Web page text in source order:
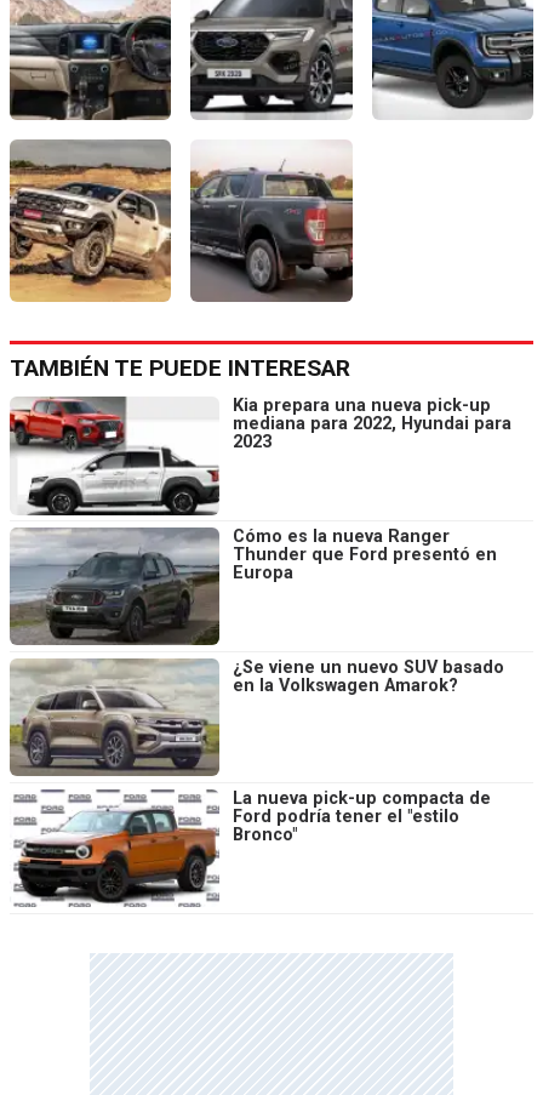
TAMBIÉN TE PUEDE INTERESAR
Kia prepara una nueva pick-up
mediana para 2022, Hyundai para
2023
Cómo es la nueva Ranger
Thunder que Ford presentó en
Europa
¿Se viene un nuevo SUV basado
en la Volkswagen Amarok?
La nueva pick-up compacta de
Ford podría tener el "estilo
Bronco"